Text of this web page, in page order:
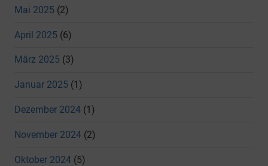
Mai 2025 (2)
April 2025 (6)
März 2025 (3)
Januar 2025 (1)
Dezember 2024 (1)
November 2024 (2)
Oktober 2024 (5)